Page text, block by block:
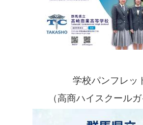
学校パンフレッ
（高商ハイスクールガ